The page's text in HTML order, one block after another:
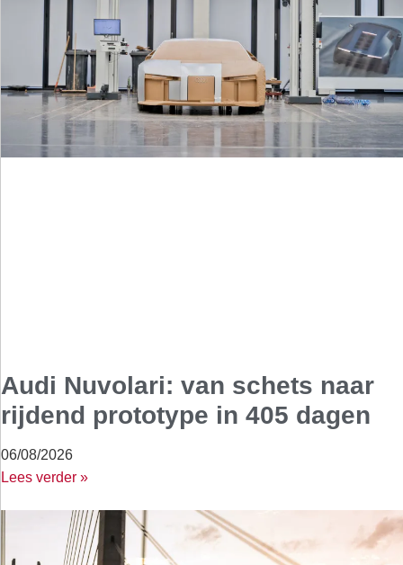
Audi Nuvolari: van schets naar
rijdend prototype in 405 dagen
06/08/2026
Lees verder »